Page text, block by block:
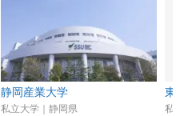
静岡産業大学
私立大学｜静岡県
東
私